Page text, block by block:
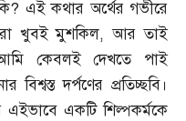
? এই কথার অর্থের গভীরে
খুবই মুশকিল,আর তাই
কেবলই দেখতে পাই
দর্পণের প্রতিচ্ছবি।
একটি শিল্পকর্মকে